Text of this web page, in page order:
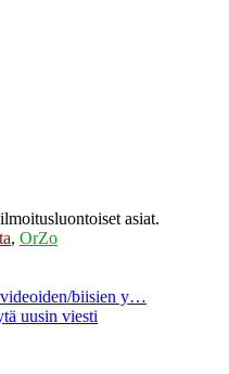
asiat.
, OrZo
biisien y…
uusin viesti